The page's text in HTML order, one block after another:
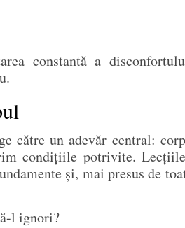
constantă a
către un adevăr central:
condițiile potrivite.
și, mai presus de
l ignori?